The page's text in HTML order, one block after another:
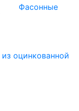
Фасонные
оцинкованной